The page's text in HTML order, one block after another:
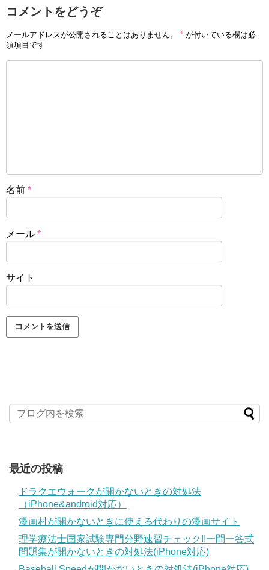
コメントをどうぞ
メールアドレスが公開されることはありません。 * が付いている欄は必
須項目です
名前 *
メール *
サイト
最近の投稿
ドラクエウォークが開かないときの対処法
（iPhone&android対応）
漫画村が開かないときに使える代わりの漫画サイト
理学療法士国家試験専門分野速習チェック!!一問一答式
問題集が開かないときの対処法(iPhone対応)